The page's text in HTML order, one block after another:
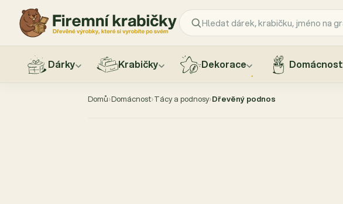
Dárky Krabičky Dekorace Domácnost
Domů›Domácnost›Tácy a podnosy›Dřevěný podnos